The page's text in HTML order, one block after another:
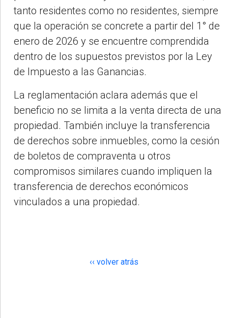
tanto residentes como no residentes, siempre
que la operación se concrete a partir del 1° de
enero de 2026 y se encuentre comprendida
dentro de los supuestos previstos por la Ley
de Impuesto a las Ganancias.
La reglamentación aclara además que el
beneficio no se limita a la venta directa de una
propiedad. También incluye la transferencia
de derechos sobre inmuebles, como la cesión
de boletos de compraventa u otros
compromisos similares cuando impliquen la
transferencia de derechos económicos
vinculados a una propiedad.
‹‹ volver atrás